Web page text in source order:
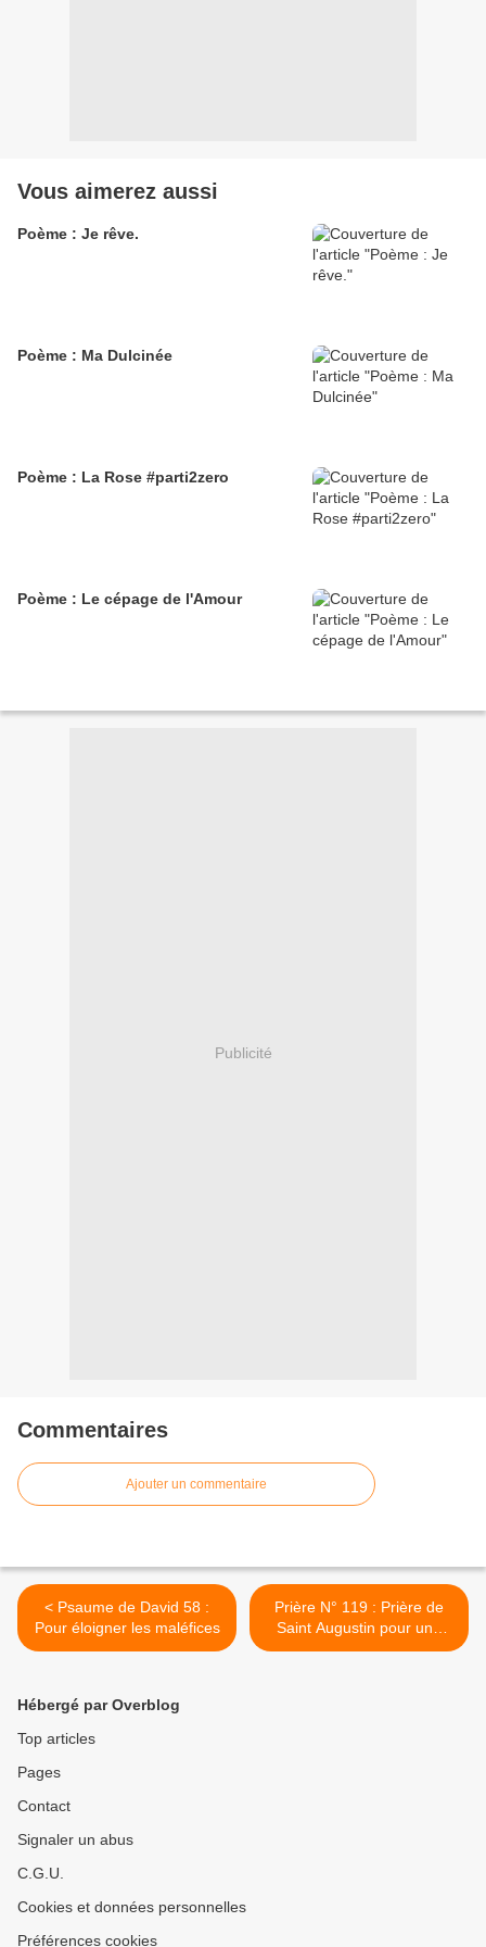
Vous aimerez aussi
Poème : Je rêve.
Poème : Ma Dulcinée
Poème : La Rose #parti2zero
Poème : Le cépage de l'Amour
Publicité
Commentaires
Ajouter un commentaire
< Psaume de David 58 :
Pour éloigner les maléfices
Prière N° 119 : Prière de
Saint Augustin pour une
grande protection
Hébergé par Overblog
Top articles
Pages
Contact
Signaler un abus
C.G.U.
Cookies et données personnelles
Préférences cookies